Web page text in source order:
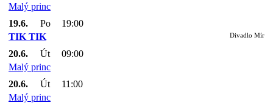
Malý princ
19.6.
Po
19:00
TIK TIK
Divadlo Mír
20.6. Út
09:00
Malý princ
20.6.
Út
11:00
Malý princ